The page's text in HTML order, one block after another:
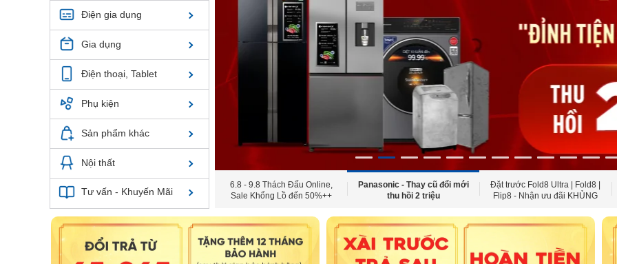
Điện gia dụng
Gia dụng
Điện thoại, Tablet
Phụ kiện
Sản phẩm khác
Nội thất
Tư vấn - Khuyến Mãi
6.8 - 9.8 Thách Đấu Online,
Sale Khổng Lồ đến 50%++
Panasonic - Thay cũ đổi mới
thu hồi 2 triệu
Đặt trước Fold8 Ultra | Fold8 |
Flip8 - Nhận ưu đãi KHỦNG